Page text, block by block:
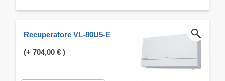
Recuperatore VL-80U5-E
(+ 704,00 € )